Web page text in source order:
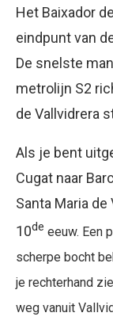
Het Baixador
eindpunt van
De snelste
metrolijn S2
de Vallvidrera
Als je bent
Cugat naar
Santa Maria
10de eeuw. Een
scherpe bocht
je rechterhand
weg vanuit